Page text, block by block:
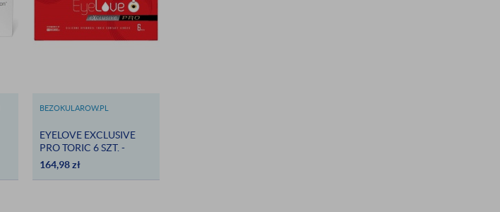
BEZOKULAROW.PL
EYELOVE EXCLUSIVE
PRO TORIC 6 SZT. -
DARMOWA DOSTAWA
164,98zł